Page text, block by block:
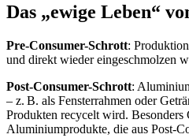
Das „ewige Leben“
Pre-Consumer-Schrott:
und direkt wieder eingeschmolzen
Post-Consumer-Schrott:
– z. B. als Fensterrahmen oder
Produkten recycelt wird. Besonders
Aluminiumprodukte, die aus Post-